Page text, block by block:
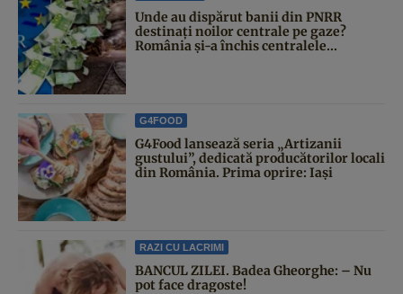
Unde au dispărut banii din PNRR
destinați noilor centrale pe gaze?
România și-a închis centralele...
G4FOOD
G4Food lansează seria „Artizanii
gustului”, dedicată producătorilor locali
din România. Prima oprire: Iași
RAZI CU LACRIMI
BANCUL ZILEI. Badea Gheorghe: – Nu
pot face dragoste!